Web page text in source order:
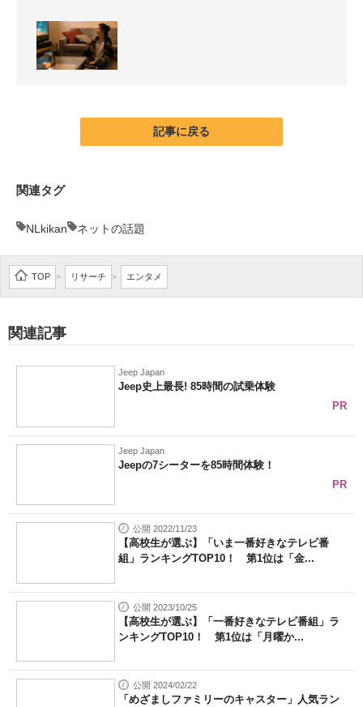
マーケ×ITの今がよく分かる
ITエンジニア向け専門サイト
IT製品の技術・比較・事例
モノづくり技術者専門サイト
エレクトロニクス専門サイト
電子設計の基本と応用
エネルギーの専門メディア
建設×テクノロジーの最前線
ちょっと気になるネットの話題
記事に戻る
関連タグ
NLkikan ネットの話題
TOP > リサーチ > エンタメ
関連記事
Jeep Japan
Jeep史上最長! 85時間の試乗体験
PR
Jeep Japan
Jeepの7シーターを85時間体験！
PR
公開 2022/11/23
【高校生が選ぶ】「いま一番好きなテレビ番
組」ランキングTOP10！ 第1位は「金...
公開 2023/10/25
【高校生が選ぶ】「一番好きなテレビ番組」ラ
ンキングTOP10！ 第1位は「月曜か...
公開 2024/02/22
「めざましファミリーのキャスター」人気ラン